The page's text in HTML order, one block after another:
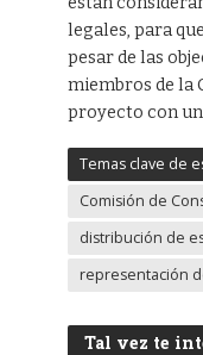
legales, para
pesar de las
miembros de la
proyecto con
Temas clave de
Comisión de
distribución de
representación
Tal vez te